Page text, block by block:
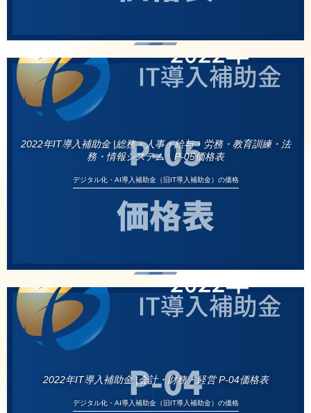
2022年IT導入補助金 |総務・人事・給与・労務・教育訓練・法
務・情報システム P-05価格表
デジタル化・AI導入補助金（旧IT導入補助金）の価格
2022年IT導入補助金 |会計・財務・経営 P-04価格表
デジタル化・AI導入補助金（旧IT導入補助金）の価格